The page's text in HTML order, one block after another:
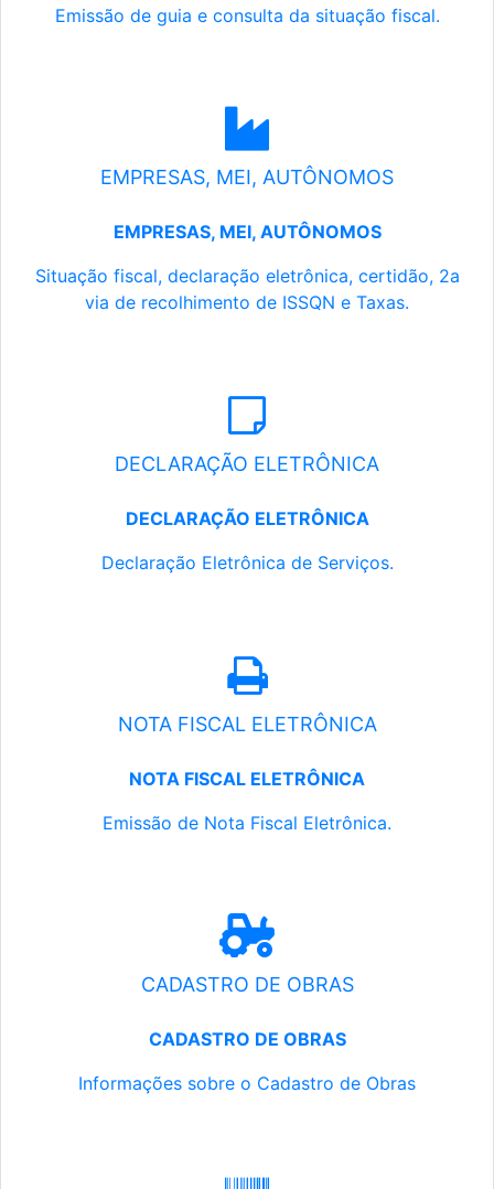
Emissão de guia e consulta da situação fiscal.
EMPRESAS, MEI, AUTÔNOMOS
EMPRESAS, MEI, AUTÔNOMOS
Situação fiscal, declaração eletrônica, certidão, 2a
via de recolhimento de ISSQN e Taxas.
DECLARAÇÃO ELETRÔNICA
DECLARAÇÃO ELETRÔNICA
Declaração Eletrônica de Serviços.
NOTA FISCAL ELETRÔNICA
NOTA FISCAL ELETRÔNICA
Emissão de Nota Fiscal Eletrônica.
CADASTRO DE OBRAS
CADASTRO DE OBRAS
Informações sobre o Cadastro de Obras